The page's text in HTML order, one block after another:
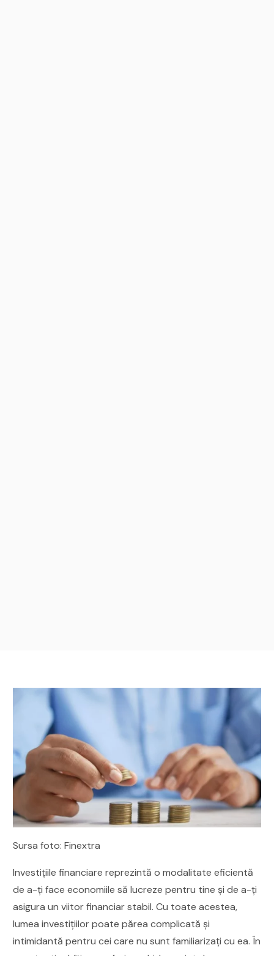
Sursa foto: Finextra
Investițiile financiare reprezintă o modalitate eficientă
de a-ți face economiile să lucreze pentru tine și de a-ți
asigura un viitor financiar stabil. Cu toate acestea,
lumea investițiilor poate părea complicată și
intimidantă pentru cei care nu sunt familiarizați cu ea. În